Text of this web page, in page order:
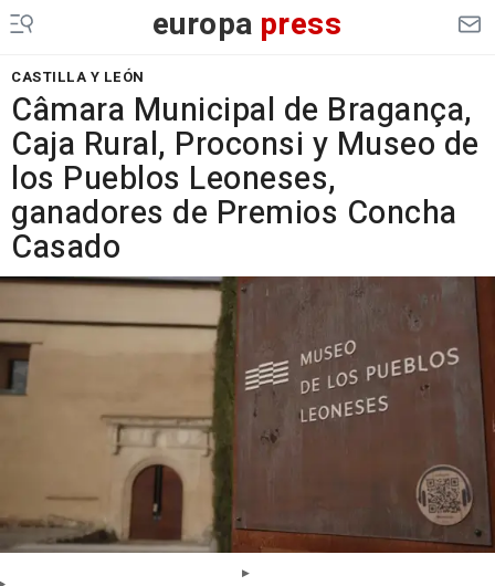
europa press
CASTILLA Y LEÓN
Câmara Municipal de Bragança,
Caja Rural, Proconsi y Museo de
los Pueblos Leoneses,
ganadores de Premios Concha
Casado